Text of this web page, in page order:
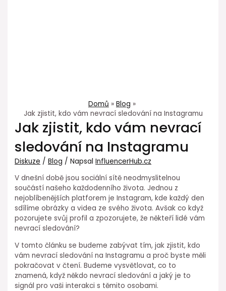
Domů
Blog
Jak zjistit, kdo vám nevrací sledování na Instagramu
Jak zjistit, kdo vám nevrací
sledování na Instagramu
Diskuze /Blog / NapsalInfluencerHub.cz
V dnešní době jsou sociální sítě neodmyslitelnou
součástí našeho každodenního života. Jednou z
nejoblíbenějších platforem je Instagram, kde každý den
sdílíme obrázky a videa ze svého života. Avšak co když
pozorujete svůj profil a zpozorujete, že někteří lidé vám
nevrací sledování?
V tomto článku se budeme zabývat tím, jak zjistit, kdo
vám nevrací sledování na Instagramu a proč byste měli
pokračovat v čtení. Budeme vysvětlovat, co to
znamená, když někdo nevrací sledování a jaký je to
signál pro vaši interakci s těmito osobami.